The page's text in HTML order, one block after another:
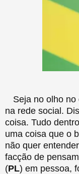
Seja no olho
na rede social.
coisa. Tudo
uma coisa que o
não quer
facção de
(PL) em pessoa,